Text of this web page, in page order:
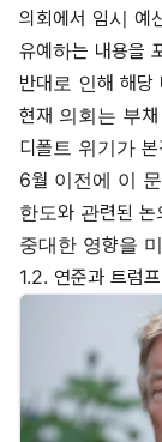
의회에서 임시 예
유예하는 내용을
반대로 인해 해당
현재 의회는 부
디폴트 위기가
6월 이전에 이
한도와 관련된
중대한 영향을
1.2. 연준과 트럼